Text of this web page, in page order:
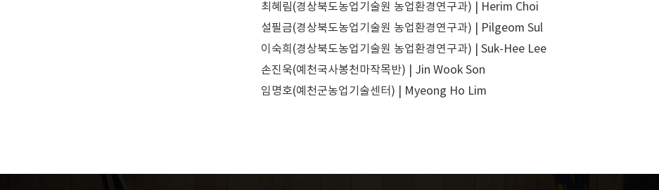
최혜림(경상북도농업기술원 농업환경연구과) | Herim Choi
설필금(경상북도농업기술원 농업환경연구과) | Pilgeom Sul
이숙희(경상북도농업기술원 농업환경연구과) | Suk-Hee Lee
손진욱(예천국사봉천마작목반) | Jin Wook Son
임명호(예천군농업기술센터) | Myeong Ho Lim